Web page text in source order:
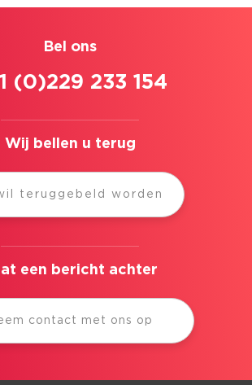
Bel ons
(0)229 233 154
Wij bellen u terug
teruggebeld worden
een bericht achter
contact met ons op